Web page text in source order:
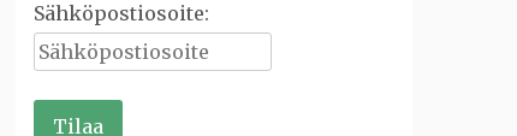
Sähköpostiosoite: